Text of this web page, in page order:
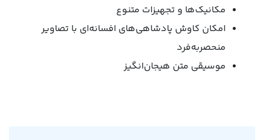
مکانیک‌ها و تجهیزات متنوع
امکان کاوش پادشاهی‌های افسانه‌ای با تصاویر
منحصربه‌فرد
موسیقی متن هیجان‌انگیز